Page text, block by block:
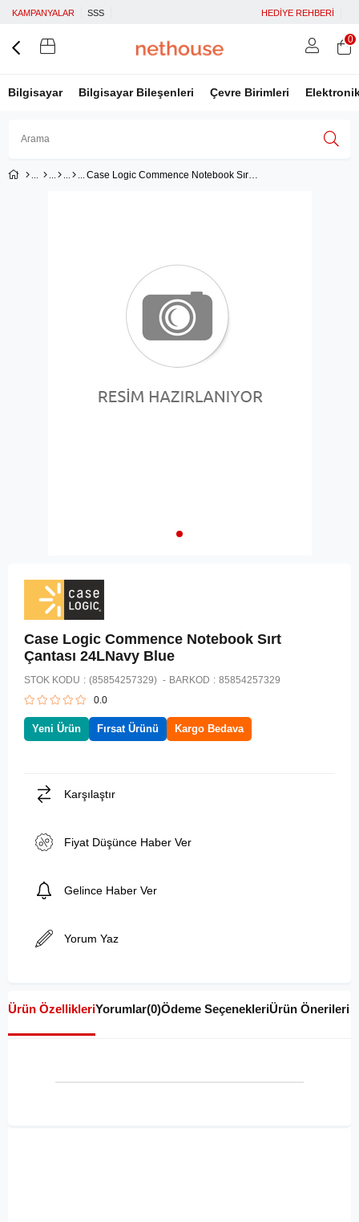
KAMPANYALAR SSS HEDİYE REHBERİ
Bilgisayar Bilgisayar Bileşenleri Çevre Birimleri
0
Case Logic Commence Notebook Sırt Çantası 24LNavy Blue
Case Logic Commence Notebook Sırt
Çantası 24LNavy Blue
STOK KODU (85854257329) BARKOD : 85854257329
0.0
Yeni Ürün Fırsat Ürünü Kargo Bedava
Karşılaştır
Fiyat Düşünce Haber Ver
Gelince Haber Ver
Yorum Yaz
Ürün ÖzellikleriYorumlar(0)Ödeme SeçenekleriÜrün Önerileri